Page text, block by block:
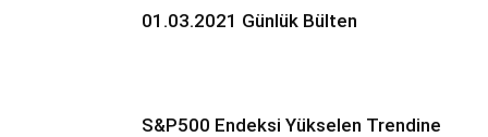
01.03.2021 Günlük Bülten
S&P500 Endeksi Yükselen Trendine